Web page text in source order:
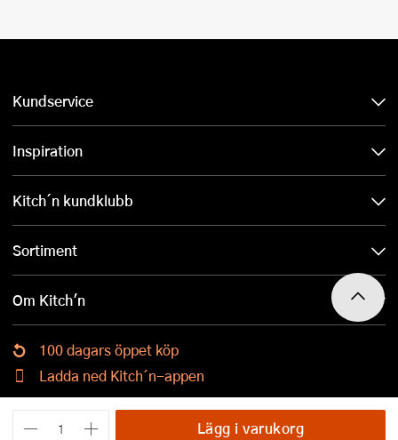
Lägg i varukorg
Kundservice
Inspiration
Kitch´n kundklubb
Sortiment
Om Kitch'n
100 dagars öppet köp
Ladda ned Kitch´n-appen